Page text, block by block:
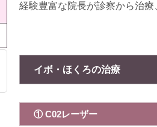
経験豊富な院長が診察から治
イボ・ほくろの治療
① C02レーザー